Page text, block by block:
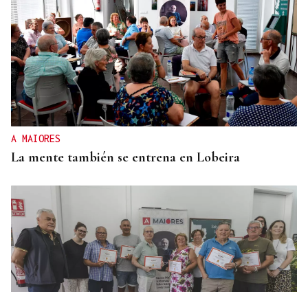
A MAIORES
La mente también se entrena en Lobeira